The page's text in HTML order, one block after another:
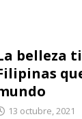
belleza
13 octubre, 2021